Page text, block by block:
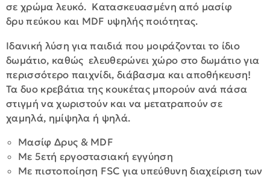
σε χρώμα λευκό. Kατασκευασμένη από μασίφ
δρυ πεύκου και MDF υψηλής ποιότητας.
Ιδανική λύση για παιδιά που μοιράζονται το ίδιο
δωμάτιο, καθώς ελευθερώνει χώρο στο δωμάτιο για
περισσότερο παιχνίδι, διάβασμα και αποθήκευση!
Τα δυο κρεβάτια της κουκέτας μπορούν ανά πάσα
στιγμή να χωριστούν και να μετατραπούν σε
χαμηλά, ημίψηλα ή ψηλά.
Μασίφ Δρυς & MDF
Με 5ετή εργοστασιακή εγγύηση
Με πιστοποίηση FSC για υπεύθυνη διαχείριση των